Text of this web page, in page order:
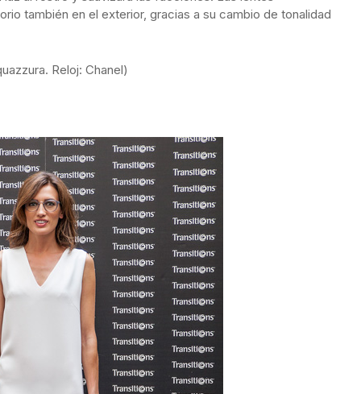
también en el exterior, gracias a su cambio de tonalidad
Reloj: Chanel)